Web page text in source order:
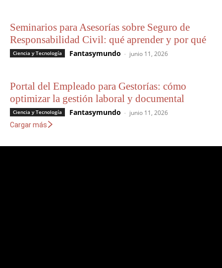
Seminarios para Asesorías sobre Seguro de
Responsabilidad Civil: qué aprender y por qué
Ciencia y Tecnología Fantasymundo - junio 11, 2026
Portal del Empleado para Gestorías: cómo
optimizar la gestión laboral y documental
Ciencia y Tecnología Fantasymundo - junio 11, 2026
Cargar más